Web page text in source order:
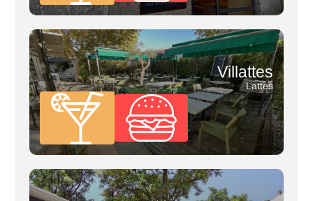
Villattes
Lattes